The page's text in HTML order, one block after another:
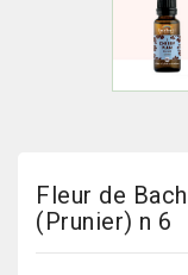
Fleur de
(Prunier) n 6